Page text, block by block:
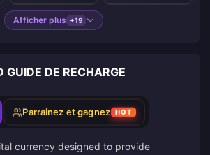
Afficher plus +19
GUIDE DE RECHARGE
Parrainez et gagnez HOT
currency designed to provide